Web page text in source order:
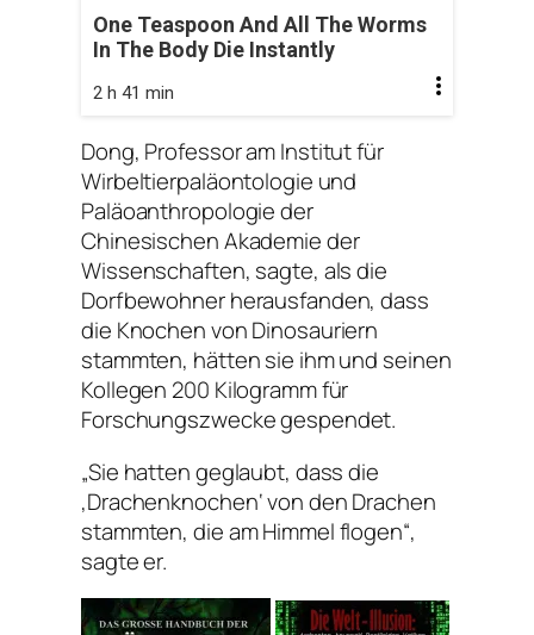
One Teaspoon And All The Worms
In The Body Die Instantly
2 h 41 min
Dong, Professor am Institut für
Wirbeltierpaläontologie und
Paläoanthropologie der
Chinesischen Akademie der
Wissenschaften, sagte, als die
Dorfbewohner herausfanden, dass
die Knochen von Dinosauriern
stammten, hätten sie ihm und seinen
Kollegen 200 Kilogramm für
Forschungszwecke gespendet.
„Sie hatten geglaubt, dass die
‚Drachenknochen‘ von den Drachen
stammten, die am Himmel flogen“,
sagte er.